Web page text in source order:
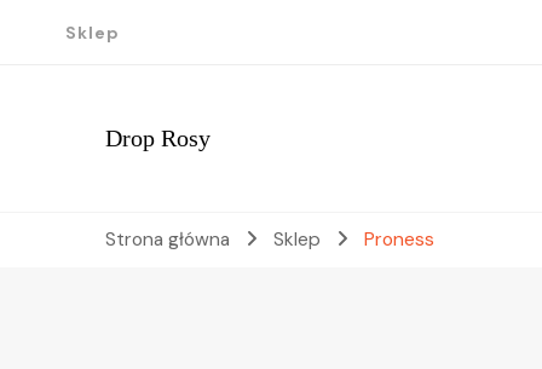
Sklep
Drop Rosy
Strona główna Sklep Proness